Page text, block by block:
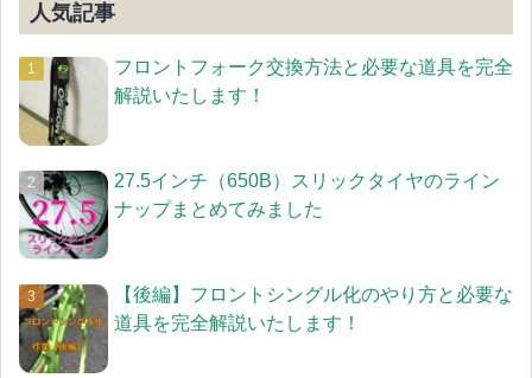
人気記事
フロントフォーク交換方法と必要な道具を完全
解説いたします！
27.5インチ（650B）スリックタイヤのライン
ナップまとめてみました
【後編】フロントシングル化のやり方と必要な
道具を完全解説いたします！